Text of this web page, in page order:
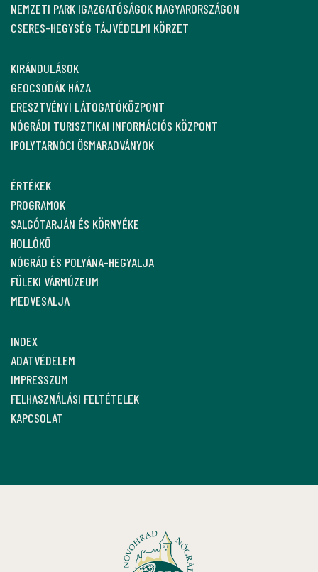
NEMZETI PARK IGAZGATÓSÁGOK MAGYARORSZÁGON
CSERES-HEGYSÉG TÁJVÉDELMI KÖRZET
KIRÁNDULÁSOK
GEOCSODÁK HÁZA
ERESZTVÉNYI LÁTOGATÓKÖZPONT
NÓGRÁDI TURISZTIKAI INFORMÁCIÓS KÖZPONT
IPOLYTARNÓCI ŐSMARADVÁNYOK
ÉRTÉKEK
PROGRAMOK
SALGÓTARJÁN ÉS KÖRNYÉKE
HOLLÓKŐ
NÓGRÁD ÉS POLYÁNA-HEGYALJA
FÜLEKI VÁRMÚZEUM
MEDVESALJA
INDEX
ADATVÉDELEM
IMPRESSZUM
FELHASZNÁLÁSI FELTÉTELEK
KAPCSOLAT